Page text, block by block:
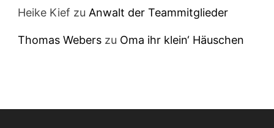
Heike Kief zu Anwalt der Teammitglieder
Thomas Webers zu Oma ihr klein‘ Häuschen